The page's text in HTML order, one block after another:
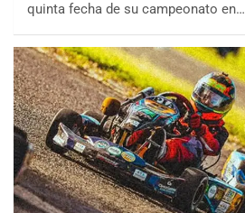
quinta fecha de su campeonato en…